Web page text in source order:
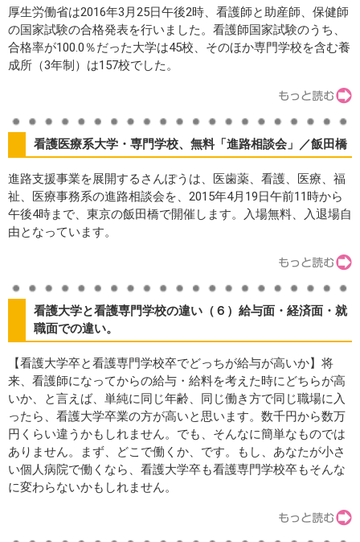
厚生労働省は2016年3月25日午後2時、看護師と助産師、保健師
の国家試験の合格発表を行いました。看護師国家試験のうち、
合格率が100.0％だった大学は45校、そのほか専門学校を含む養
成所（3年制）は157校でした。
看護医療系大学・専門学校、無料「進路相談会」／飯田橋
進路支援事業を展開するさんぽうは、医歯薬、看護、医療、福
祉、医療事務系の進路相談会を、2015年4月19日午前11時から
午後4時まで、東京の飯田橋で開催します。入場無料、入退場自
由となっています。
看護大学と看護専門学校の違い（６）給与面・経済面・就
職面での違い。
【看護大学卒と看護専門学校卒でどっちが給与が高いか】将
来、看護師になってからの給与・給料を考えた時にどちらが高
いか、と言えば、単純に同じ年齢、同じ働き方で同じ職場に入
ったら、看護大学卒業の方が高いと思います。数千円から数万
円くらい違うかもしれません。でも、そんなに簡単なものでは
ありません。まず、どこで働くか、です。もし、あなたが小さ
い個人病院で働くなら、看護大学卒も看護専門学校卒もそんな
に変わらないかもしれません。